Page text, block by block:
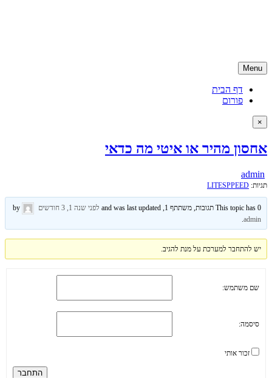
Menu
דף הבית
פורום
×
אחסון מהיר או איטי מה כדאי
admin
תגיות: LITESPPEED
This topic has 0 תגובות, משתתף 1, and was last updated לפני שנה 1, 3 חודשים
admin
.
יש להתחבר למערכת על מנת להגיב.
שם משתמש:
סיסמה:
זכור אותי
התחבר